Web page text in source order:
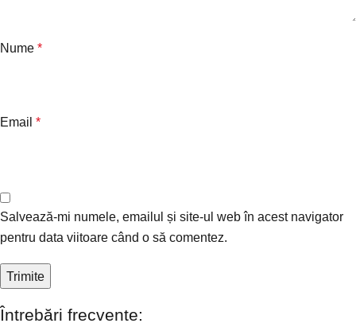
Nume *
Email *
Salvează-mi numele, emailul și site-ul web în acest navigator
pentru data viitoare când o să comentez.
Întrebări frecvente: